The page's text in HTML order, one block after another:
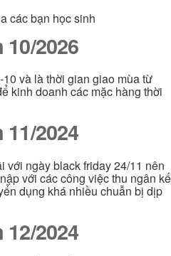
các bạn học sinh
2026
và là thời gian giao mùa từ
kinh doanh các mặc hàng thời
2024
với ngày black friday 24/11 nên
với các công việc thu ngân kế
dụng khá nhiều chuẫn bị dịp
2024